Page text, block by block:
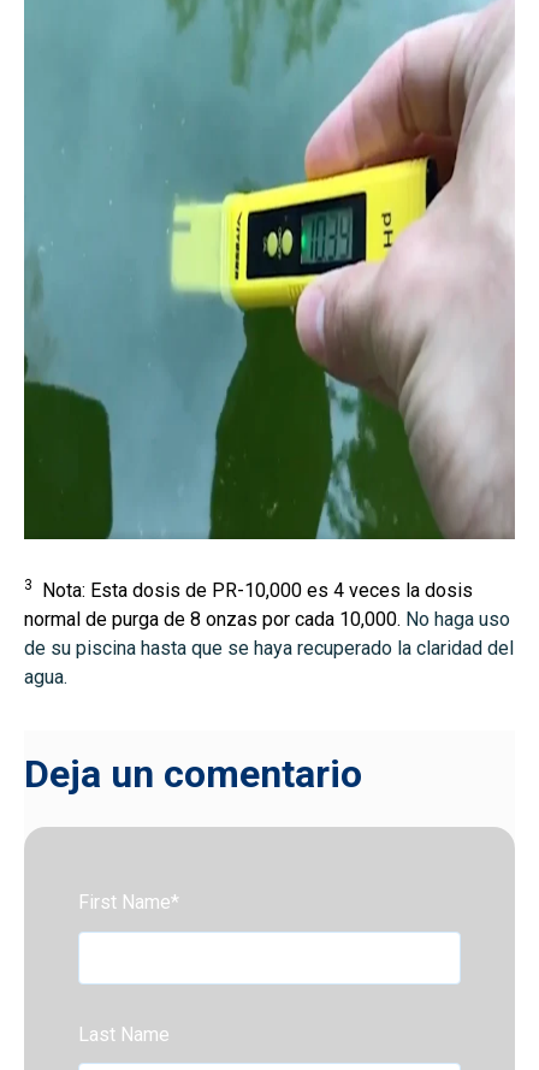
3
Nota: Esta dosis de PR-10,000 es 4 veces la dosis
normal de purga de 8 onzas por cada 10,000. No haga uso
de su piscina hasta que se haya recuperado la claridad del
agua.
Deja un comentario
First Name*
Last Name